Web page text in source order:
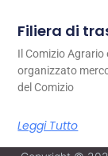
Filiera di
Il Comizio Agrario
organizzato
del Comizio
Leggi Tutto